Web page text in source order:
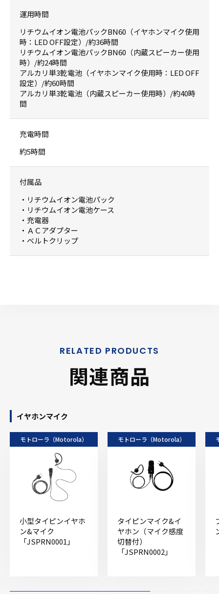
運用時間
リチウムイオン電池パックBN60（イヤホンマイク使用
時：LED OFF設定）/約36時間
リチウムイオン電池パックBN60（内蔵スピーカー使用
時）/約24時間
アルカリ単3乾電池（イヤホンマイク使用時：LED OFF
設定）/約60時間
アルカリ単3乾電池（内蔵スピーカー使用時）/約40時
間
充電時間
約5時間
付属品
・リチウムイオン電池パック
・リチウムイオン電池ケース
・充電器
・ＡＣアダプター
・ベルトクリップ
関連商品
イヤホンマイク
モトローラ（Motorola）
小型タイピンイヤホ
ン&マイク
「JSPRN0001」
モトローラ（Motorola）
タイピンマイク&イ
ヤホン（マイク感度
切替付）
「JSPRN0002」